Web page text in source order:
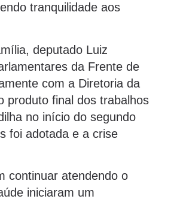
tranquilidade aos
deputado Luiz
da Frente de
com a Diretoria da
produto final dos trabalhos
no início do segundo
foi adotada e a crise
continuar atendendo o
iniciaram um